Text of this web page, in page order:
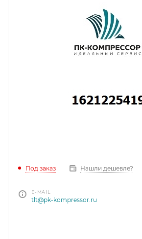
Под заказ Нашли дешевле?
E-MAIL
tlt@pk-kompressor.ru